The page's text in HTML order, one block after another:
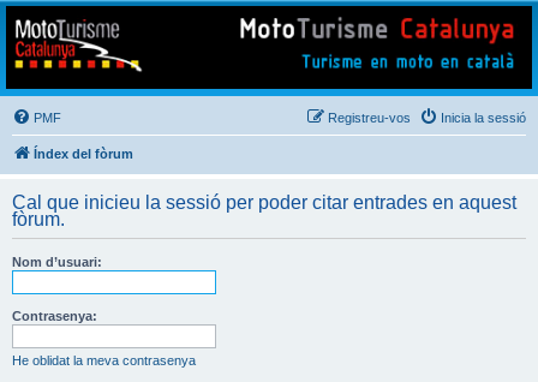
Mototurisme
Turisme en moto en català
PMF Inicia la sessió
Registreu-vos
Índex del fòrum
Cal que inicieu la sessió per poder citar entrades en aquest
fòrum.
Nom d’usuari:
Contrasenya:
He oblidat la meva contrasenya